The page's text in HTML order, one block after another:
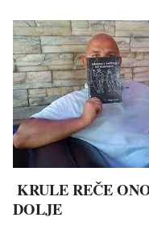
KRULE REČE
DOLJE